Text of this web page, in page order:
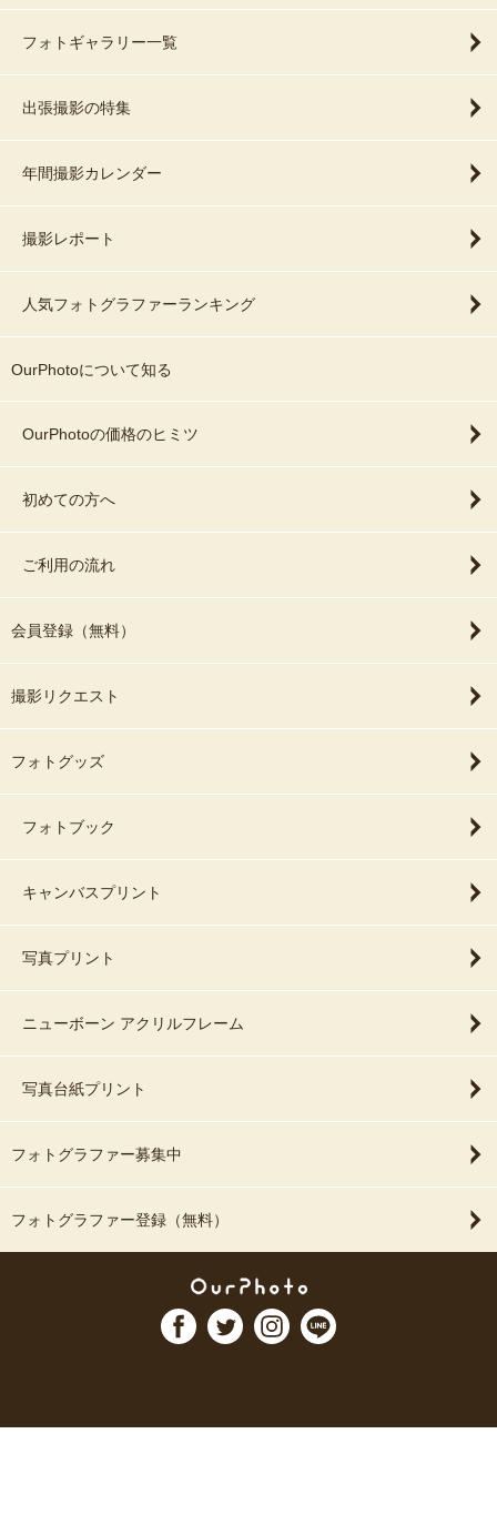
フォトギャラリー一覧
出張撮影の特集
年間撮影カレンダー
撮影レポート
人気フォトグラファーランキング
OurPhotoについて知る
OurPhotoの価格のヒミツ
初めての方へ
ご利用の流れ
会員登録（無料）
撮影リクエスト
フォトグッズ
フォトブック
キャンバスプリント
写真プリント
ニューボーン アクリルフレーム
写真台紙プリント
フォトグラファー募集中
フォトグラファー登録（無料）